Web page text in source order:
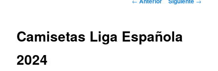
Camisetas Liga Española
2024